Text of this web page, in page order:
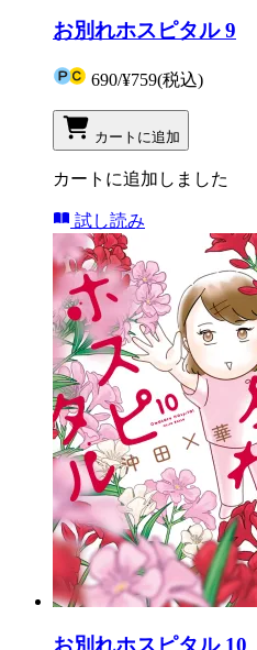
お別れホスピタル 9
690/¥759(税込)
カートに追加
カートに追加しました
試し読み
お別れホスピタル 10